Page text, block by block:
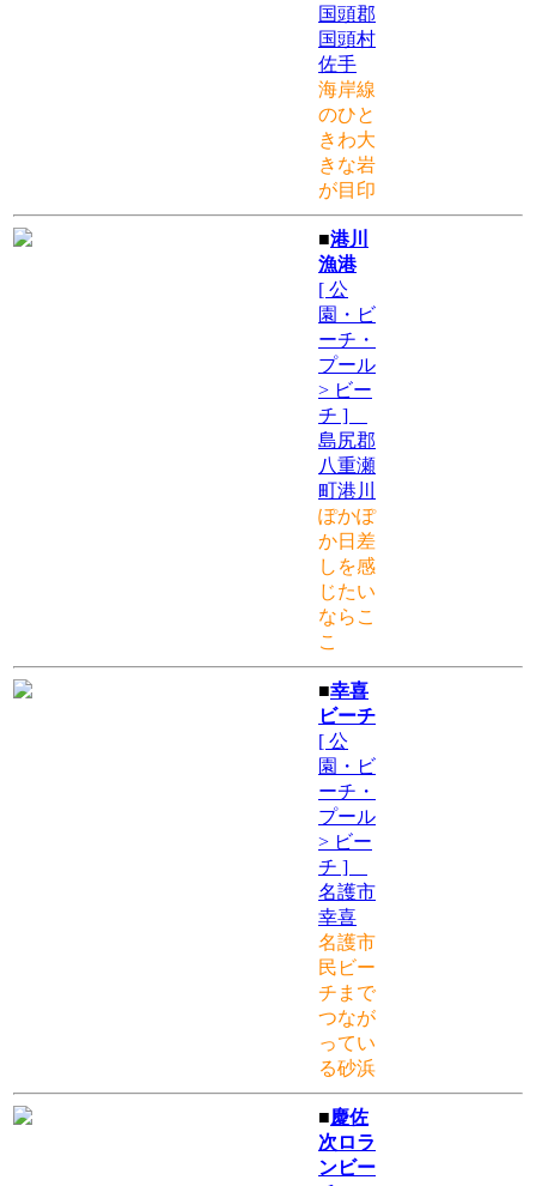
国頭郡
国頭村
佐手
海岸線
のひと
きわ大
きな岩
が目印
■港川
漁港
[ 公
園・ビ
ーチ・
プール
> ビー
チ ]
島尻郡
八重瀬
町港川
ぽかぽ
か日差
しを感
じたい
ならこ
こ
■幸喜
ビーチ
[ 公
園・ビ
ーチ・
プール
> ビー
チ ]
名護市
幸喜
名護市
民ビー
チまで
つなが
ってい
る砂浜
■慶佐
次ロラ
ンビー